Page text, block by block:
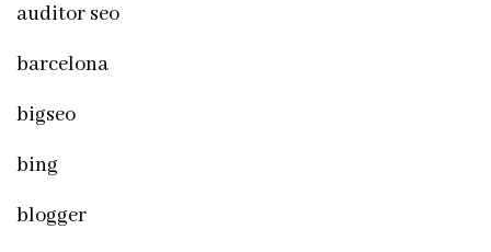
auditor seo
barcelona
bigseo
bing
blogger